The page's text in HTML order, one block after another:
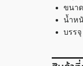
ขนา
น้ำห
บรรจุ